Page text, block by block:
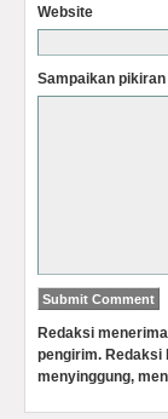
Website
Sampaikan
Redaksi
pengirim. Redaksi
menyinggung,